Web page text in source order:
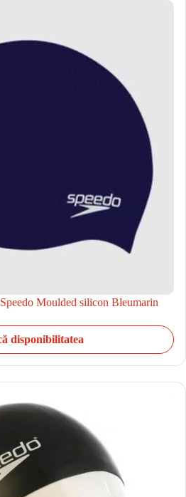
Moulded silicon Bleumarin
disponibilitatea